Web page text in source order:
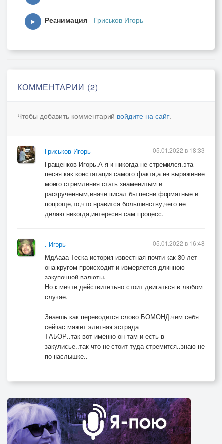
Теж,у кого набит карман,
Рассейский голубой экран
А за шансон и там и тут
И тем барыгам все равно,
Что песни полное гавно,
Лишь бы за них прилично заплатили.
Припев:
И мечты мои давно снегом запорошены,
Чую,судя по всему,я иду на дно.
Но их слушать самому видно суждено.
Песен у меня полно,песни все хорошие,
Но их слушать самому видно суждено.
Недавно мне приснился сон,
Разнесся по рассейскому эфиру!
Но,чтобы мне звездою стать
Гараж,машину,дачу и квартиру.
Секрет мой больше не секрет,
Пишу я песни много лет,но славы не было и нет,
Но песен я писать не перестану.
Припев:
Все везде разделено,все везде попилено.
▶ Реанимация - Гриськов Игорь
КОММЕНТАРИИ (2)
Чтобы добавить комментарий войдите на сайт.
Гриськов Игорь
Гращенков Игорь.А я и никогда не стремился,эта
песня как констатация самого факта,а не выражение
моего стремления стать знаменитым и
раскрученным,иначе писал бы песни форматные и
попроще,то,что нравится большинству,чего не
делаю никогда,интересен сам процесс.
05.01.2022 в 18:33
. Игорь
МдАааа Теска история известная почти как 30 лет
она кругом происходит и измеряется длинною
закупочной валюты.
Но к мечте действительно стоит двигаться в любом
случае.
Знаешь как переводится слово БОМОНД.чем себя
сейчас мажет элитная эстрада
ТАБОР..так вот именно он там и есть в
закулисье..так что не стоит туда стремится..знаю не
по наслышке..
05.01.2022 в 16:48